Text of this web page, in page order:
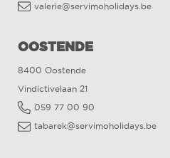
valerie@servimoholidays.be
OOSTENDE
8400 Oostende
Vindictivelaan 21
059 77 00 90
tabarek@servimoholidays.be